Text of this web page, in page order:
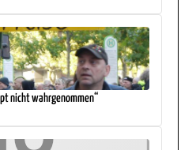
nicht wahrgenommen“